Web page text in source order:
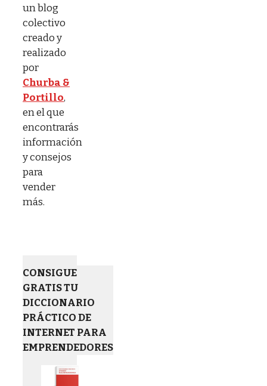
un blog
colectivo
creado y
realizado
por
Churba &
Portillo,
en el que
encontrarás
información
y consejos
para
vender
más.
CONSIGUE
GRATIS TU
DICCIONARIO
PRÁCTICO DE
INTERNET PARA
EMPRENDEDORES